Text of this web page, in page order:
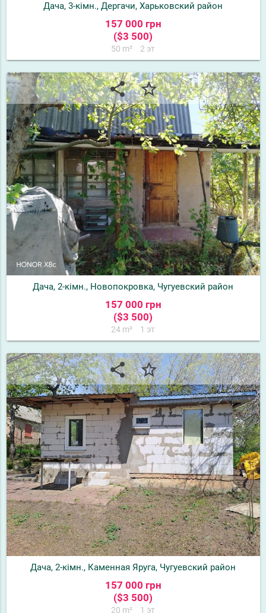
Дача, 3-кімн., Дергачи, Харьковский район
157 000 грн
($3 500)
50 m² 2 эт
share star_border
Дача, 2-кімн., Новопокровка, Чугуевский район
157 000 грн
($3 500)
24 m² 1 эт
share star_border
Дача, 2-кімн., Каменная Яруга, Чугуевский район
157 000 грн
($3 500)
20 m² 1 эт